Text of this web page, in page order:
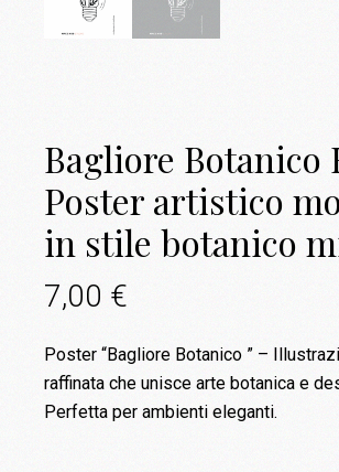
Bagliore Botanico
Poster artistico
in stile botanico
7,00 €
Poster “Bagliore Botanico ” –
raffinata che unisce arte botanica e
Perfetta per ambienti eleganti.